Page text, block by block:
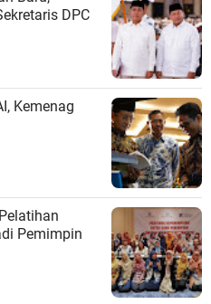
DPC
Kemenag
Pemimpin